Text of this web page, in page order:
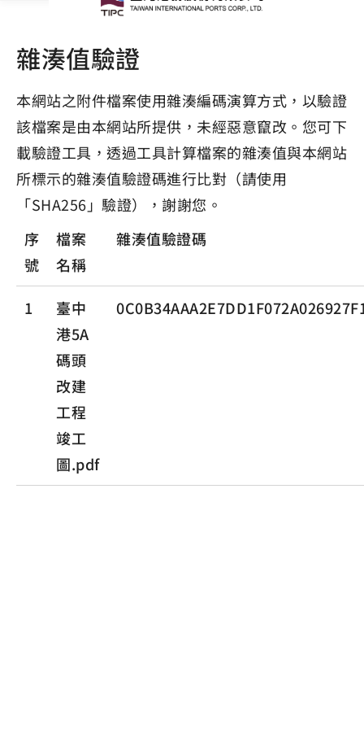
雜湊值驗證
本網站之附件檔案使用雜湊編碼演算方式，以驗證
該檔案是由本網站所提供，未經惡意竄改。您可下
載驗證工具，透過工具計算檔案的雜湊值與本網站
所標示的雜湊值驗證碼進行比對（請使用
「SHA256」驗證），謝謝您。
序
號
檔案
名稱
雜湊值驗證碼
1
臺中
港5A
碼頭
改建
工程
竣工
圖.pdf